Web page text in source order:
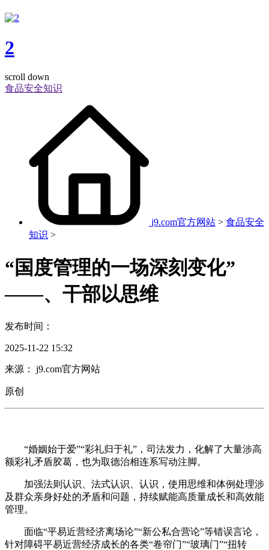
2
scroll down
食品安全知识
j9.com官方网站 > 食品安全
知识 >
“国度管理的一场深刻变化”
——、干部以思维
发布时间：
2025-11-22 15:32
来源： j9.com官方网站
原创
“婚姻始于爱”“彩礼归于礼”，司法发力，化解了大量涉高
额彩礼矛盾胶葛，也为取德治相连系写动注脚。
加强法则认识、法式认识、认识，使用思维和体例处理涉
及群众亲身好处的矛盾和问题，持续赋能高质量成长和高效能
管理。
面临“平易近营经济离场论”“新公私合营论”等错误言论，
针对障碍平易近营经济成长的各类“卷帘门”“玻璃门”“扭转